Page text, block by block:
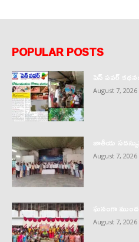
POPULAR POSTS
పెన్ పవర్
August 7, 2026
జాతీయ
August 7, 2026
ఘనంగా
August 7, 2026